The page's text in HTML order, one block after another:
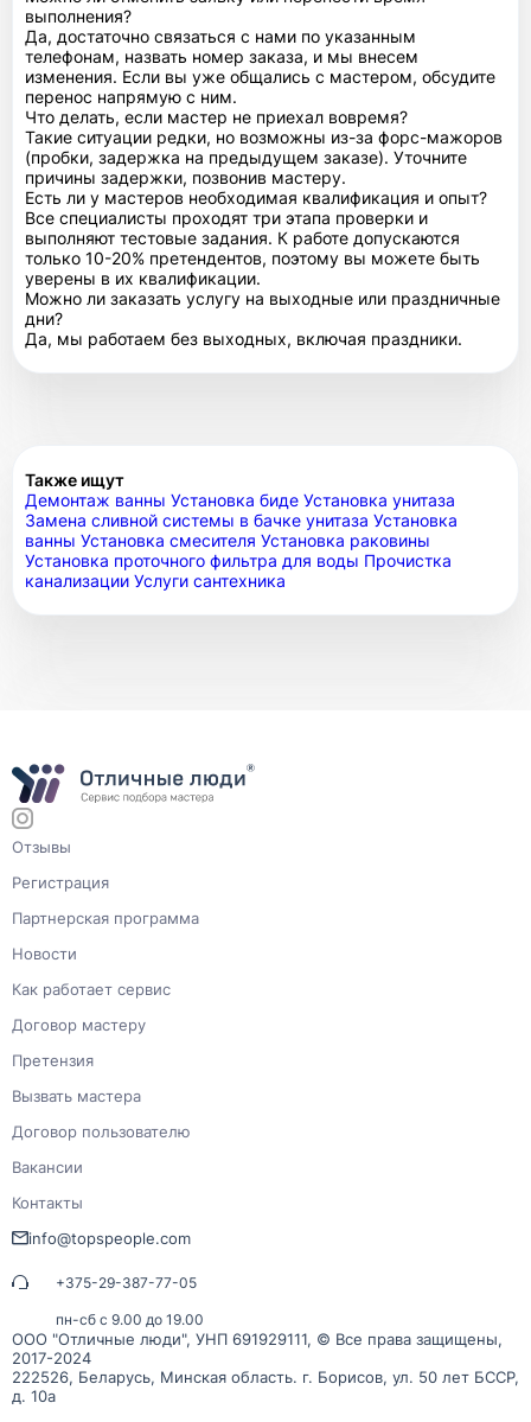
выполнения?
Да, достаточно связаться с нами по указанным
телефонам, назвать номер заказа, и мы внесем
изменения. Если вы уже общались с мастером, обсудите
перенос напрямую с ним.
Что делать, если мастер не приехал вовремя?
Такие ситуации редки, но возможны из-за форс-мажоров
(пробки, задержка на предыдущем заказе). Уточните
причины задержки, позвонив мастеру.
Есть ли у мастеров необходимая квалификация и опыт?
Все специалисты проходят три этапа проверки и
выполняют тестовые задания. К работе допускаются
только 10-20% претендентов, поэтому вы можете быть
уверены в их квалификации.
Можно ли заказать услугу на выходные или праздничные
дни?
Да, мы работаем без выходных, включая праздники.
Также ищут
Демонтаж ванны Установка биде Установка унитаза
Замена сливной системы в бачке унитаза Установка
ванны Установка смесителя Установка раковины
Установка проточного фильтра для воды Прочистка
канализации Услуги сантехника
ООО "Отличные люди", УНП 691929111, © Все права защищены,
2017-2024
222526, Беларусь, Минская область. г. Борисов, ул. 50 лет БССР,
д. 10а
Отзывы
Регистрация
Партнерская программа
Новости
Как работает сервис
Договор мастеру
Претензия
Вызвать мастера
Договор пользователю
Вакансии
Контакты
info@topspeople.com
+375-29-387-77-05
пн-сб с 9.00 до 19.00